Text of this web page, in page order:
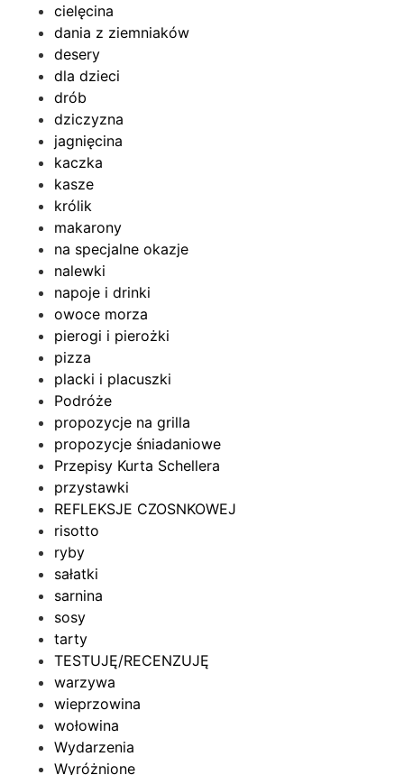
cielęcina
dania z ziemniaków
desery
dla dzieci
drób
dziczyzna
jagnięcina
kaczka
kasze
królik
makarony
na specjalne okazje
nalewki
napoje i drinki
owoce morza
pierogi i pierożki
pizza
placki i placuszki
Podróże
propozycje na grilla
propozycje śniadaniowe
Przepisy Kurta Schellera
przystawki
REFLEKSJE CZOSNKOWEJ
risotto
ryby
sałatki
sarnina
sosy
tarty
TESTUJĘ/RECENZUJĘ
warzywa
wieprzowina
wołowina
Wydarzenia
Wyróżnione